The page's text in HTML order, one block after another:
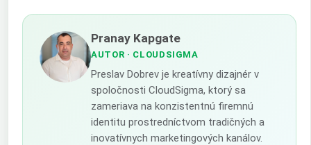
Pranay Kapgate
AUTOR · CLOUDSIGMA
Preslav Dobrev je kreatívny dizajnér v
spoločnosti CloudSigma, ktorý sa
zameriava na konzistentnú firemnú
identitu prostredníctvom tradičných a
inovatívnych marketingových kanálov.